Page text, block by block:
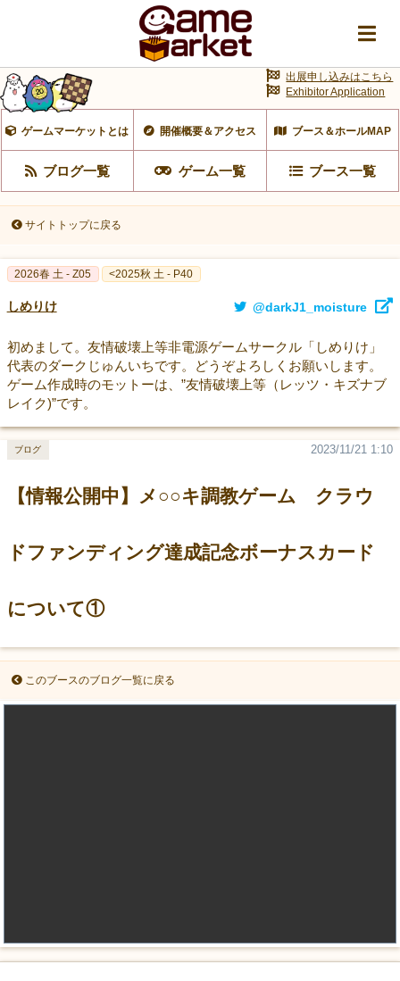
ゲームマーケットとは 開催概要＆アクセス ブース＆ホールMAP
ブログ一覧 ゲーム一覧 ブース一覧
出展申し込みはこちら
Exhibitor Application
サイトトップに戻る
2026春 土 - Z05 <2025秋 土 - P40
しめりけ @darkJ1_moisture
初めまして。友情破壊上等非電源ゲームサークル「しめりけ」
代表のダークじゅんいちです。どうぞよろしくお願いします。
ゲーム作成時のモットーは、”友情破壊上等（レッツ・キズナブ
レイク)”です。
【情報公開中】メ○○キ調教ゲーム クラウ
ドファンディング達成記念ボーナスカード
について①
2023/11/21 1:10
ブログ
このブースのブログ一覧に戻る